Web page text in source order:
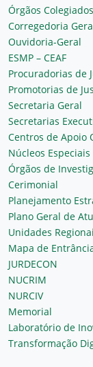
Órgãos Colegiados
Corregedoria
Ouvidoria-Geral
ESMP – CEAF
Procuradorias de
Promotorias de
Secretaria Geral
Secretarias
Centros de Apoio
Núcleos Especiais
Órgãos de
Cerimonial
Planejamento
Plano Geral de
Unidades
Mapa de
JURDECON
NUCRIM
NURCIV
Memorial
Laboratório de
Transformação